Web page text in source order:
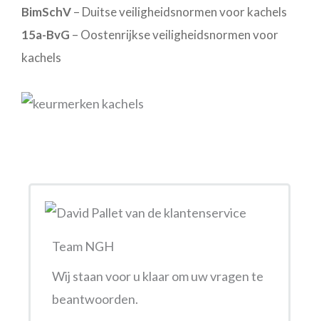
BimSchV– Duitse veiligheidsnormen voor kachels
15a-BvG – Oostenrijkse veiligheidsnormen voor
kachels
Team NGH
Wij staan voor u klaar om uw vragen te
beantwoorden.